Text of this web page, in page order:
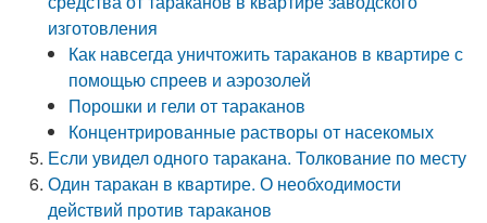
изготовления
Как навсегда уничтожить тараканов в квартире с
помощью спреев и аэрозолей
Порошки и гели от тараканов
Концентрированные растворы от насекомых
Если увидел одного таракана. Толкование по месту
Один таракан в квартире. О необходимости
действий против тараканов